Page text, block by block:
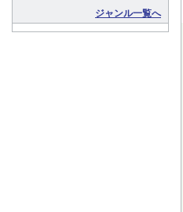
ジャンル一覧へ